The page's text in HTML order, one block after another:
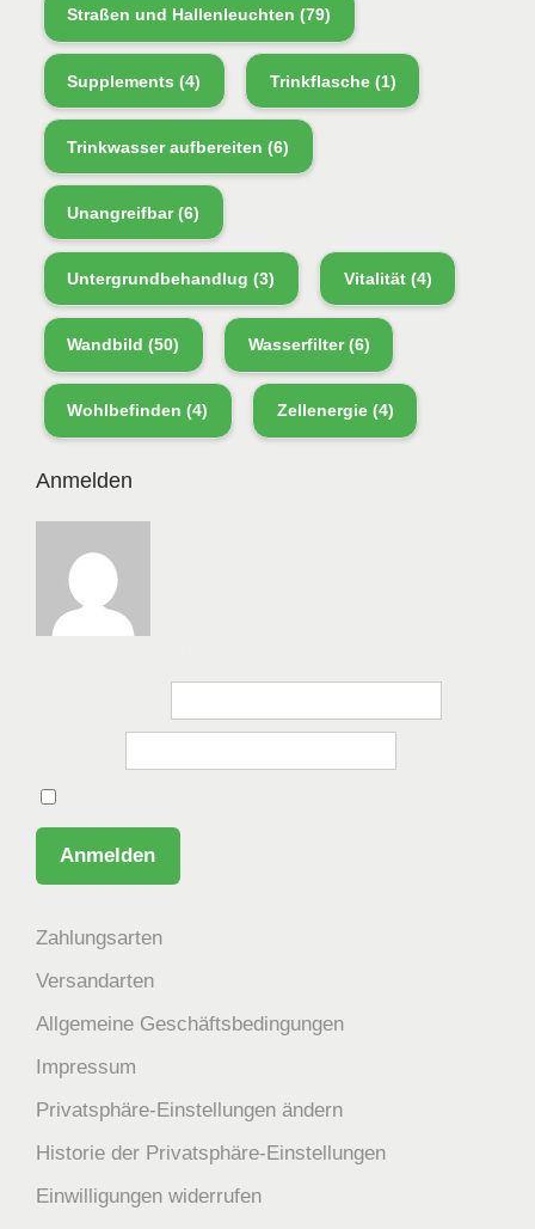
Straßen und Hallenleuchten (79)
Supplements (4) Trinkflasche(1)
Trinkwasser aufbereiten (6)
Unangreifbar(6)
Untergrundbehandlug (3) Vitalität(4)
Wandbild (50) Wasserfilter(6)
Wohlbefinden (4) Zellenergie(4)
Anmelden
Zahlungsarten
Versandarten
Allgemeine Geschäftsbedingungen
Impressum
Privatsphäre-Einstellungen ändern
Historie der Privatsphäre-Einstellungen
Einwilligungen widerrufen